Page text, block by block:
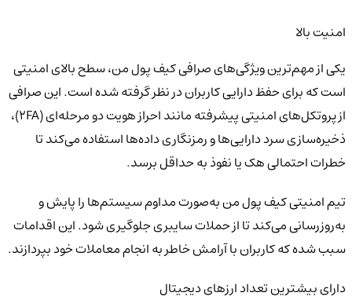
امنیت بالا
یکی از مهم‌ترین ویژگی‌های صرافی کیف پول من، سطح بالای امنیتی
است که برای حفظ دارایی کاربران در نظر گرفته شده است. این صرافی
از پروتکل‌های امنیتی پیشرفته مانند احراز هویت دو مرحله‌ای (2FA)،
ذخیره‌سازی سرد دارایی‌ها و رمزنگاری داده‌ها استفاده می‌کند تا
خطرات احتمالی هک یا نفوذ به حداقل برسد.
تیم امنیتی کیف پول من به‌صورت مداوم سیستم‌ها را پایش و
به‌روزرسانی می‌کند تا از حملات سایبری جلوگیری شود. این اقدامات
سبب شده که کاربران با آرامش خاطر به انجام معاملات خود بپردازند.
دارای بیشترین تعداد ارزهای دیجیتال